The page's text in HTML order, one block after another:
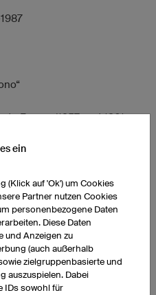
France (1957 und 1961–
den Klassikern Lüttich–
Sieger der Tour de
Raymond Poulidor
ein
(Klick auf 'Ok') um Cookies
Partner nutzen Cookies
personenbezogene Daten
Diese Daten
und Anzeigen zu
(auch außerhalb
zielgruppenbasierte und
auszuspielen. Dabei
IDs sowohl für